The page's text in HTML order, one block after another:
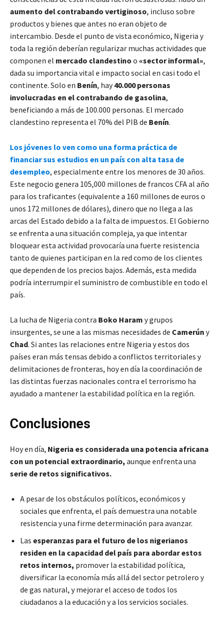
aumento del contrabando vertiginoso, incluso sobre
productos y bienes que antes no eran objeto de
intercambio. Desde el punto de vista económico, Nigeria y
toda la región deberían regularizar muchas actividades que
componen el mercado clandestino o «sector informal»,
dada su importancia vital e impacto social en casi todo el
continente. Solo en Benín, hay40.000 personas
involucradas en el contrabando de gasolina,
beneficiando a más de 100.000 personas. El mercado
clandestino representa el 70% del PIB de Benín.
Los jóvenes lo ven como una forma práctica de
financiar sus estudios en un país con alta tasa de
desempleo, especialmente entre los menores de 30 años.
Este negocio genera 105,000 millones de francos CFA al año
para los traficantes (equivalente a 160 millones de euros o
unos 172 millones de dólares), dinero que no llega a las
arcas del Estado debido a la falta de impuestos. El Gobierno
se enfrenta a una situación compleja, ya que intentar
bloquear esta actividad provocaría una fuerte resistencia
tanto de quienes participan en la red como de los clientes
que dependen de los precios bajos. Además, esta medida
podría interrumpir el suministro de combustible en todo el
país.
La lucha de Nigeria contra Boko Haram y grupos
insurgentes, se une a las mismas necesidades de Camerún y
Chad. Si antes las relaciones entre Nigeria y estos dos
países eran más tensas debido a conflictos territoriales y
delimitaciones de fronteras, hoy en día la coordinación de
las distintas fuerzas nacionales contra el terrorismo ha
ayudado a mantener la estabilidad política en la región.
Conclusiones
Hoy en día, Nigeria es considerada una potencia africana
con un potencial extraordinario, aunque enfrenta una
serie de retos significativos.
A pesar de los obstáculos políticos, económicos y
sociales que enfrenta, el país demuestra una notable
resistencia y una firme determinación para avanzar.
Las esperanzas para el futuro de los nigerianos
residen en la capacidad del país para abordar estos
retos internos, promover la estabilidad política,
diversificar la economía más allá del sector petrolero y
de gas natural, y mejorar el acceso de todos los
ciudadanos a la educación y a los servicios sociales.